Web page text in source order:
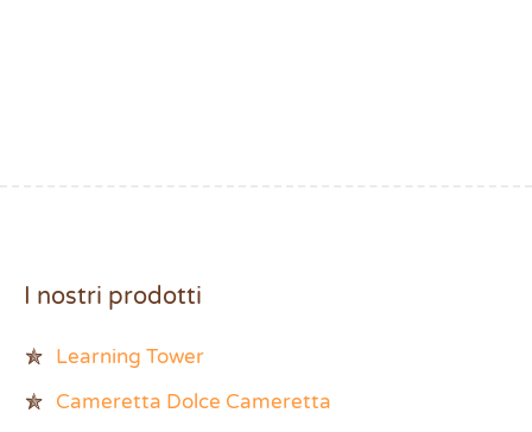
I nostri prodotti
Learning Tower
Cameretta Dolce Cameretta